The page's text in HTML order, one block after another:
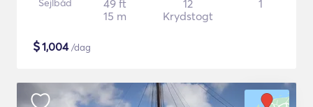
Sejlbåd
49 ft
15 m
12
Krydstogt
1
$1,004/dag